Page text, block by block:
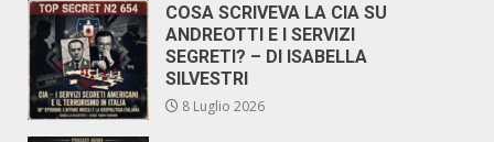
COSA SCRIVEVA LA CIA SU
ANDREOTTI E I SERVIZI
SEGRETI? – DI ISABELLA
SILVESTRI
8 Luglio 2026